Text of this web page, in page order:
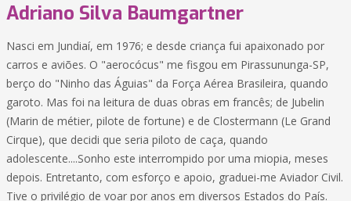
Adriano Silva Baumgartner
Nasci em Jundiaí, em 1976; e desde criança fui apaixonado por
carros e aviões. O "aerocócus" me fisgou em Pirassununga-SP,
berço do "Ninho das Águias" da Força Aérea Brasileira, quando
garoto. Mas foi na leitura de duas obras em francês; de Jubelin
(Marin de métier, pilote de fortune) e de Clostermann (Le Grand
Cirque), que decidi que seria piloto de caça, quando
adolescente....Sonho este interrompido por uma miopia, meses
depois. Entretanto, com esforço e apoio, graduei-me Aviador Civil.
Tive o privilégio de voar por anos em diversos Estados do País.